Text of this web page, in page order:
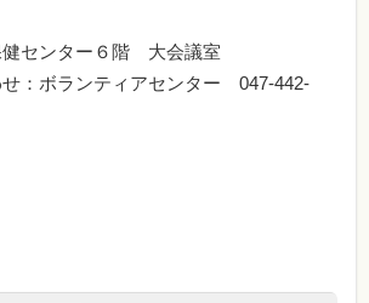
健センター６階 大会議室
せ：ボランティアセンター 047-442-